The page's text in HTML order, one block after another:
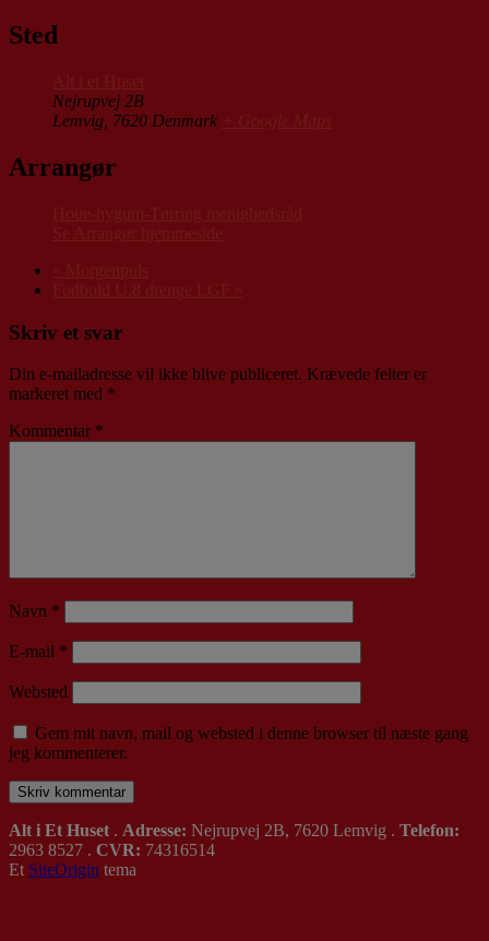
Sted
Nejrupvej 2B
Lemvig 7620 Denmark
Arrangør
Skriv et svar
Din e-mailadresse vil ikke blive publiceret. Krævede felter er
markeret med *
Kommentar *
Navn *
E-mail *
Websted
Gem mit navn, mail og websted i denne browser til næste gang
jeg kommenterer.
Alt i Et Huset . Adresse: Nejrupvej 2B, 7620 Lemvig . Telefon:
2963 8527 . CVR: 74316514
Et SiteOrigin tema